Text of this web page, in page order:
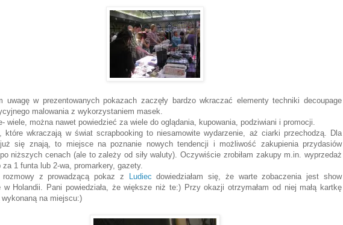
uwagę w prezentowanych pokazach zaczęły bardzo wkraczać elementy techniki decoupage
malowania z wykorzystaniem masek.
wiele, można nawet powiedzieć za wiele do oglądania, kupowania, podziwiani i promocji.
które wkraczają w świat scrapbooking to niesamowite wydarzenie, aż ciarki przechodzą. Dla
się znają, to miejsce na poznanie nowych tendencji i możliwość zakupienia przydasiów
niższych cenach (ale to zależy od siły waluty). Oczywiście zrobiłam zakupy m.in. wyprzedaż
1 funta lub 2-wa, promarkery, gazety.
rozmowy z prowadzącą pokaz z
Ludiec dowiedziałam się, że warte zobaczenia jest show
w Holandii. Pani powiedziała, że większe niż te:) Przy okazji otrzymałam od niej małą kartkę
wykonaną na miejscu:)